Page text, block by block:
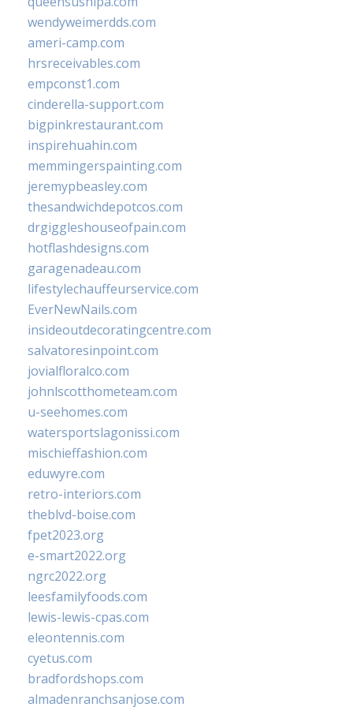
wendyweimerdds.com
ameri-camp.com
hrsreceivables.com
empconst1.com
cinderella-support.com
bigpinkrestaurant.com
inspirehuahin.com
memmingerspainting.com
jeremypbeasley.com
thesandwichdepotcos.com
drgiggleshouseofpain.com
hotflashdesigns.com
garagenadeau.com
lifestylechauffeurservice.com
EverNewNails.com
insideoutdecoratingcentre.com
salvatoresinpoint.com
jovialfloralco.com
johnlscotthometeam.com
u-seehomes.com
watersportslagonissi.com
mischieffashion.com
eduwyre.com
retro-interiors.com
theblvd-boise.com
fpet2023.org
e-smart2022.org
ngrc2022.org
leesfamilyfoods.com
lewis-lewis-cpas.com
eleontennis.com
cyetus.com
bradfordshops.com
almadenranchsanjose.com